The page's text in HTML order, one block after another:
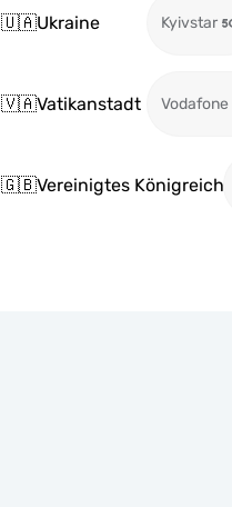
🇺🇦Ukraine Kyivstar
🇻🇦Vatikanstadt Vodafone
🇬🇧Vereinigtes Königreich